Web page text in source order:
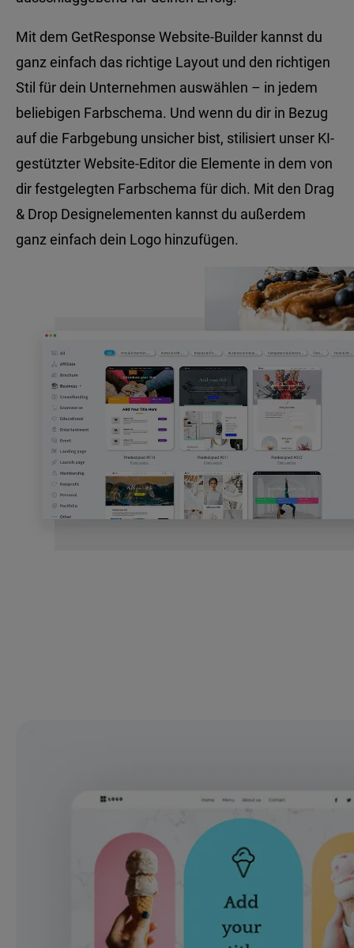
Mit dem GetResponse Website-Builder kannst du
ganz einfach das richtige Layout und den richtigen
Stil für dein Unternehmen auswählen – in jedem
beliebigen Farbschema. Und wenn du dir in Bezug
auf die Farbgebung unsicher bist, stilisiert unser KI-
gestützter Website-Editor die Elemente in dem von
dir festgelegten Farbschema für dich. Mit den Drag
& Drop Designelementen kannst du außerdem
ganz einfach dein Logo hinzufügen.